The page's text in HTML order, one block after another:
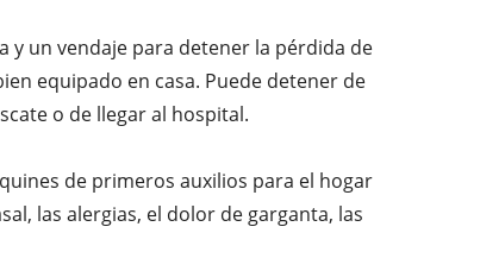
y un vendaje para detener la pérdida de
equipado en casa. Puede detener de
o de llegar al hospital.
de primeros auxilios para el hogar
las alergias, el dolor de garganta, las